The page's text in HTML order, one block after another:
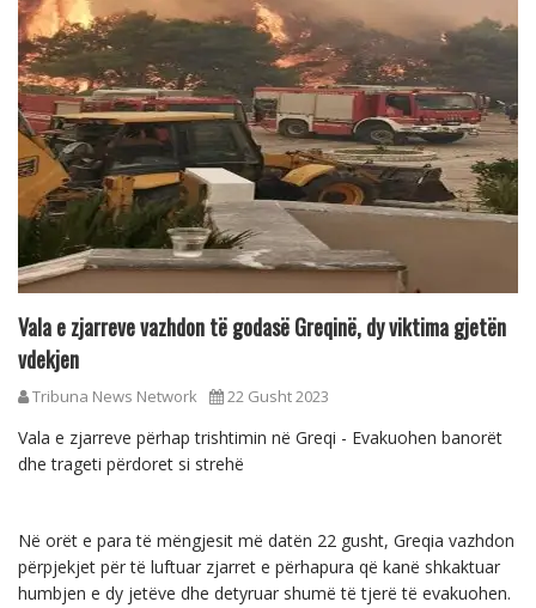
Vala e zjarreve vazhdon të godasë Greqinë, dy viktima gjetën
vdekjen
Tribuna News Network 22 Gusht 2023
Vala e zjarreve përhap trishtimin në Greqi - Evakuohen banorët
dhe trageti përdoret si strehë
Në orët e para të mëngjesit më datën 22 gusht, Greqia vazhdon
përpjekjet për të luftuar zjarret e përhapura që kanë shkaktuar
humbjen e dy jetëve dhe detyruar shumë të tjerë të evakuohen.